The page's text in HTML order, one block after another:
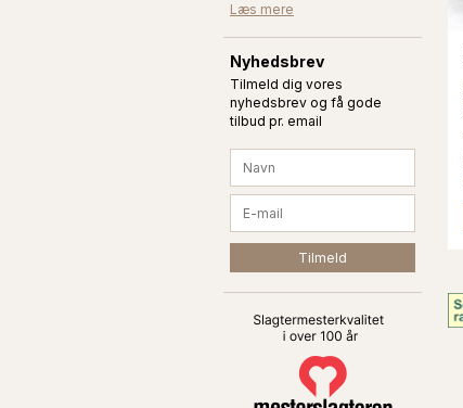
Læs mere
Nyhedsbrev
Tilmeld dig vores
nyhedsbrev og få gode
tilbud pr. email